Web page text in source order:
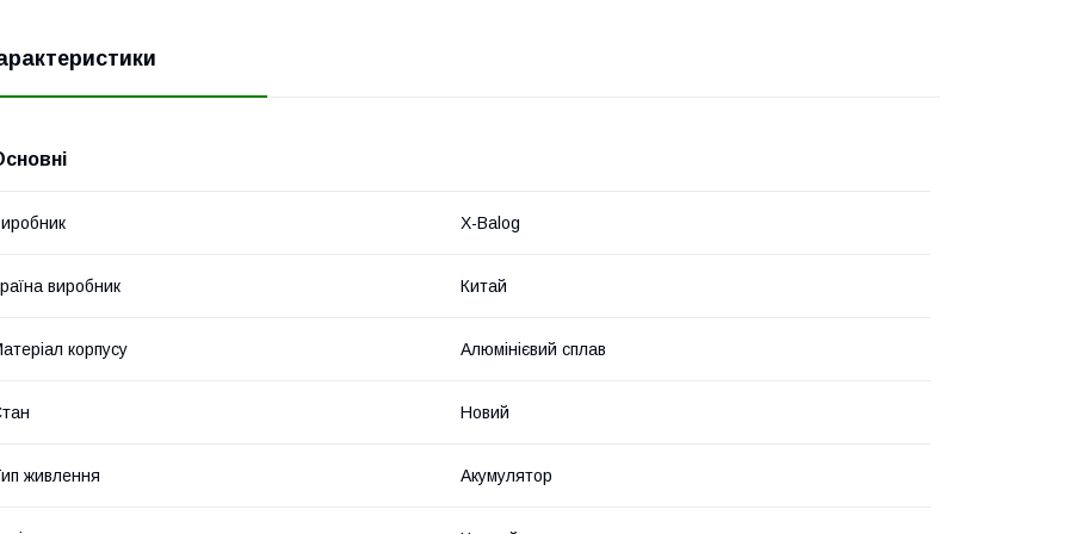
X-Balog
виробник Китай
корпусу Алюмінієвий сплав
Новий
живлення Акумулятор